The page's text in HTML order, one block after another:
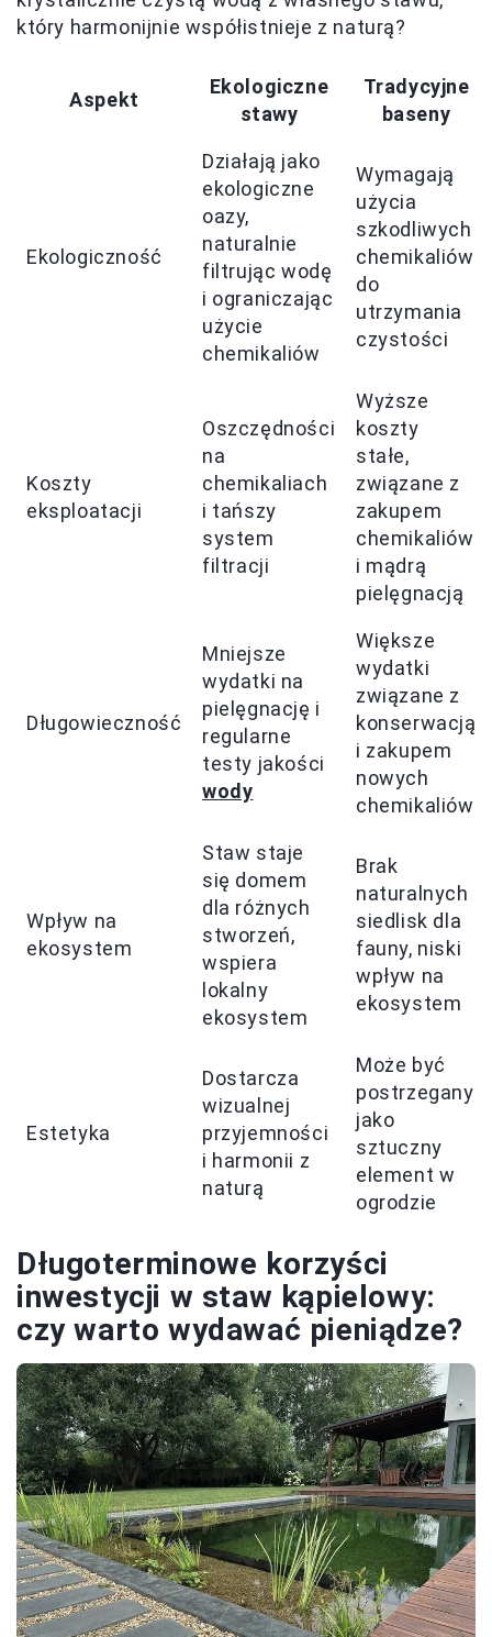
który harmonijnie współistnieje z naturą?
Aspekt
Ekologiczne
stawy
Tradycyjne
baseny
Ekologiczność
Działają jako
ekologiczne
oazy,
naturalnie
filtrując wodę
i ograniczając
użycie
chemikaliów
Wymagają
użycia
szkodliwych
chemikaliów
do
utrzymania
czystości
Koszty
eksploatacji
Oszczędności
na
chemikaliach
i tańszy
system
filtracji
Wyższe
koszty
stałe,
związane z
zakupem
chemikaliów
i mądrą
pielęgnacją
Długowieczność
Mniejsze
wydatki na
pielęgnację i
regularne
testy jakości
wody
Większe
wydatki
związane z
konserwacją
i zakupem
nowych
chemikaliów
Wpływ na
ekosystem
Staw staje
się domem
dla różnych
stworzeń,
wspiera
lokalny
ekosystem
Brak
naturalnych
siedlisk dla
fauny, niski
wpływ na
ekosystem
Estetyka
Dostarcza
wizualnej
przyjemności
i harmonii z
naturą
Może być
postrzegany
jako
sztuczny
element w
ogrodzie
Długoterminowe korzyści
inwestycji w staw kąpielowy:
czy warto wydawać pieniądze?